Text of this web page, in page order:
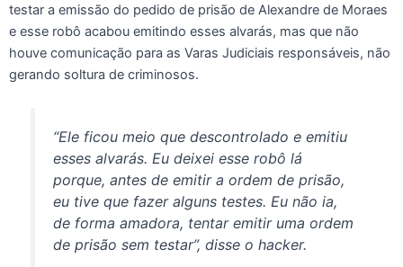
testar a emissão do pedido de prisão de Alexandre de Moraes
e esse robô acabou emitindo esses alvarás, mas que não
houve comunicação para as Varas Judiciais responsáveis, não
gerando soltura de criminosos.
“Ele ficou meio que descontrolado e emitiu
esses alvarás. Eu deixei esse robô lá
porque, antes de emitir a ordem de prisão,
eu tive que fazer alguns testes. Eu não ia,
de forma amadora, tentar emitir uma ordem
de prisão sem testar”, disse o hacker.